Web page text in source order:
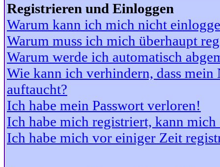
Registrieren und Einloggen
Warum kann ich mich nicht
Warum muss ich mich überhaupt
Warum werde ich automatisch
Wie kann ich verhindern, dass
auftaucht?
Ich habe mein Passwort verloren!
Ich habe mich registriert, kann
Ich habe mich vor einiger Zeit